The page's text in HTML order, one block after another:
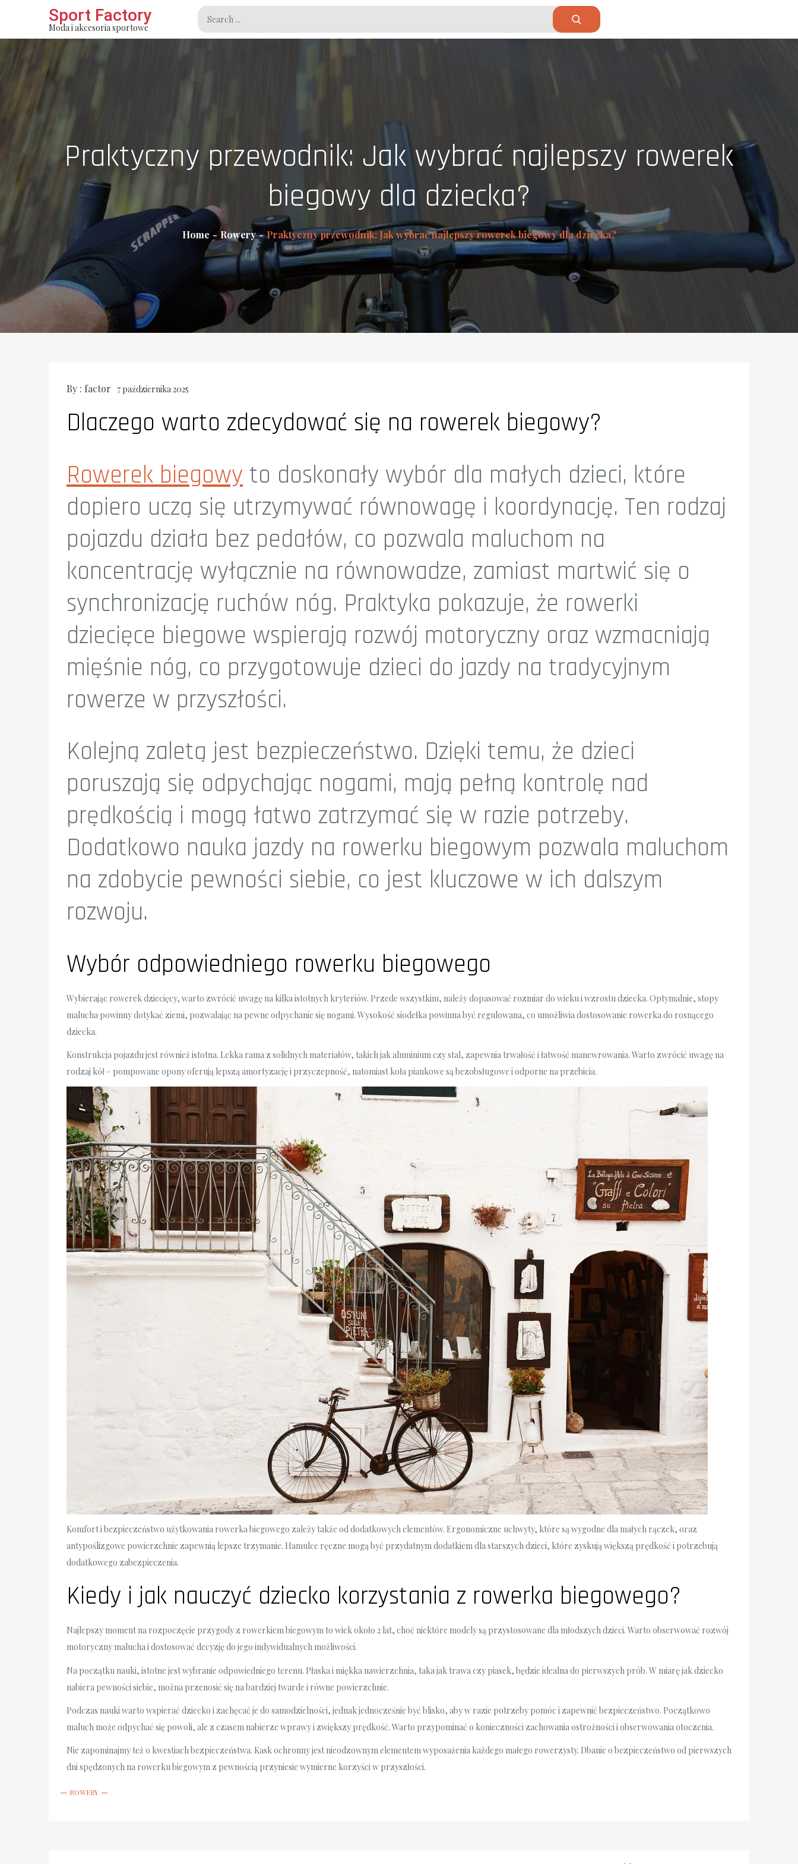
content
Sport Factory
Moda i akcesoria sportowe
Search
for:
Praktyczny przewodnik: Jak wybrać najlepszy rowerek
biegowy dla dziecka?
Home Rowery Praktyczny przewodnik: Jak wybrać najlepszy rowerek biegowy dla dziecka?
By : factor 7 października 2025
Dlaczego warto zdecydować się na rowerek biegowy?
Rowerek biegowy to doskonały wybór dla małych dzieci, które
dopiero uczą się utrzymywać równowagę i koordynację. Ten rodzaj
pojazdu działa bez pedałów, co pozwala maluchom na
koncentrację wyłącznie na równowadze, zamiast martwić się o
synchronizację ruchów nóg. Praktyka pokazuje, że rowerki
dziecięce biegowe wspierają rozwój motoryczny oraz wzmacniają
mięśnie nóg, co przygotowuje dzieci do jazdy na tradycyjnym
rowerze w przyszłości.
Kolejną zaletą jest bezpieczeństwo. Dzięki temu, że dzieci
poruszają się odpychając nogami, mają pełną kontrolę nad
prędkością i mogą łatwo zatrzymać się w razie potrzeby.
Dodatkowo nauka jazdy na rowerku biegowym pozwala maluchom
na zdobycie pewności siebie, co jest kluczowe w ich dalszym
rozwoju.
Wybór odpowiedniego rowerku biegowego
Wybierając rowerek dziecięcy, warto zwrócić uwagę na kilka istotnych kryteriów. Przede wszystkim, należy dopasować rozmiar do wieku i wzrostu dziecka. Optymalnie, stopy
malucha powinny dotykać ziemi, pozwalając na pewne odpychanie się nogami. Wysokość siodełka powinna być regulowana, co umożliwia dostosowanie rowerka do rosnącego
dziecka.
Konstrukcja pojazdu jest również istotna. Lekka rama z solidnych materiałów, takich jak aluminium czy stal, zapewnia trwałość i łatwość manewrowania. Warto zwrócić uwagę na
rodzaj kół – pompowane opony oferują lepszą amortyzację i przyczepność, natomiast koła piankowe są bezobsługowe i odporne na przebicia.
Komfort i bezpieczeństwo użytkowania rowerka biegowego zależy także od dodatkowych elementów. Ergonomiczne uchwyty, które są wygodne dla małych rączek, oraz
antypoślizgowe powierzchnie zapewnią lepsze trzymanie. Hamulce ręczne mogą być przydatnym dodatkiem dla starszych dzieci, które zyskują większą prędkość i potrzebują
dodatkowego zabezpieczenia.
Kiedy i jak nauczyć dziecko korzystania z rowerka biegowego?
Najlepszy moment na rozpoczęcie przygody z rowerkiem biegowym to wiek około 2 lat, choć niektóre modely są przystosowane dla młodszych dzieci. Warto obserwować rozwój
motoryczny malucha i dostosować decyzję do jego indywidualnych możliwości.
Na początku nauki, istotne jest wybranie odpowiedniego terenu. Płaska i miękka nawierzchnia, taka jak trawa czy piasek, będzie idealna do pierwszych prób. W miarę jak dziecko
nabiera pewności siebie, można przenosić się na bardziej twarde i równe powierzchnie.
Podczas nauki warto wspierać dziecko i zachęcać je do samodzielności, jednak jednocześnie być blisko, aby w razie potrzeby pomóc i zapewnić bezpieczeństwo. Początkowo
maluch może odpychać się powoli, ale z czasem nabierze wprawy i zwiększy prędkość. Warto przypominać o konieczności zachowania ostrożności i obserwowania otoczenia.
Nie zapominajmy też o kwestiach bezpieczeństwa. Kask ochronny jest nieodzownym elementem wyposażenia każdego małego rowerzysty. Dbanie o bezpieczeństwo od pierwszych
dni spędzonych na rowerku biegowym z pewnością przyniesie wymierne korzyści w przyszłości.
ROWERY